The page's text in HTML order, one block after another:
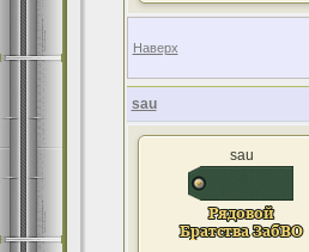
Наверх
sau
sau